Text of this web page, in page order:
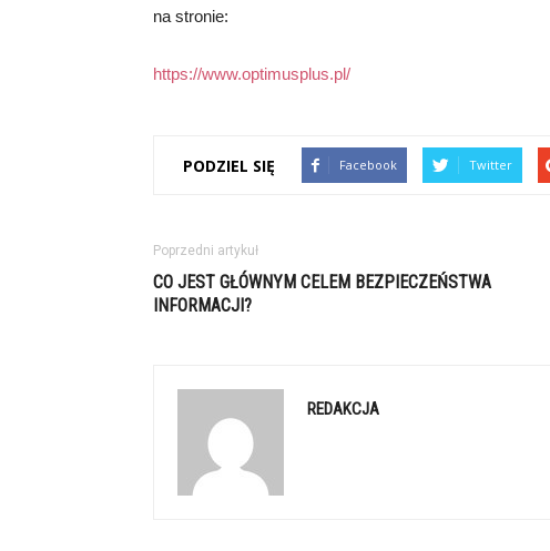
na stronie:
https://www.optimusplus.pl/
PODZIEL SIĘ Facebook Twitter
Poprzedni artykuł
CO JEST GŁÓWNYM CELEM BEZPIECZEŃSTWA
INFORMACJI?
REDAKCJA